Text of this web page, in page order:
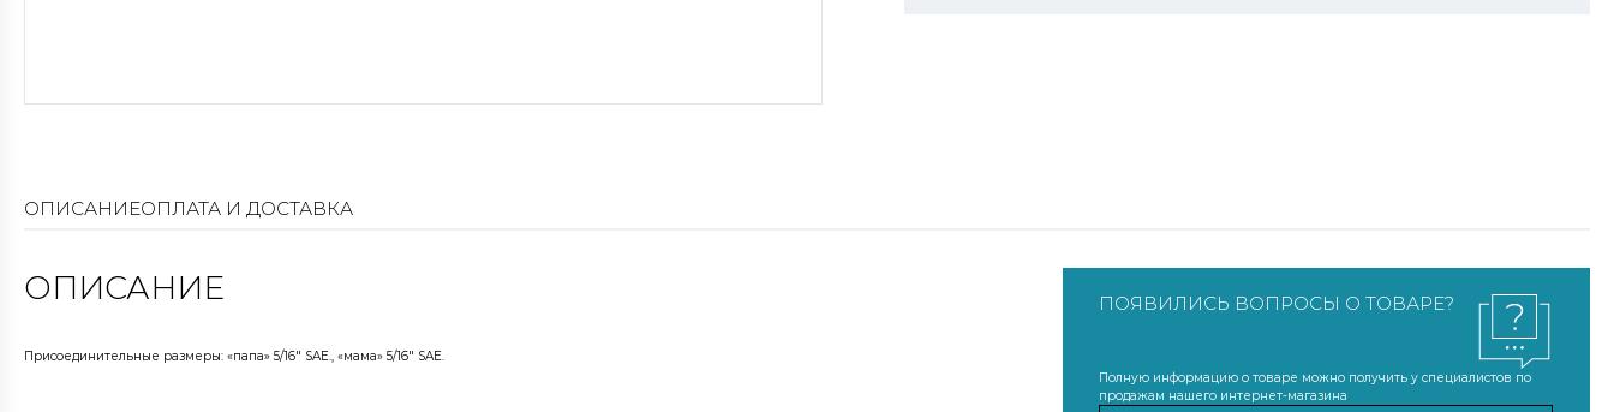
ОПИСАНИЕОПЛАТА И ДОСТАВКА
ОПИСАНИЕ
Присоединительные размеры: «папа» 5/16" SAE., «мама» 5/16" SAE.
ПОЯВИЛИСЬ ВОПРОСЫ О ТОВАРЕ?
Полную информацию о товаре можно получить у специалистов по
продажам нашего интернет-магазина